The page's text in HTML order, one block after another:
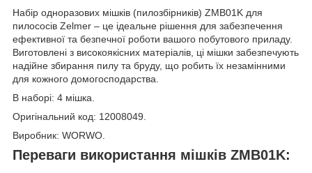
Набір одноразових мішків (пилозбірників) ZMB01K для
пилососів Zelmer – це ідеальне рішення для забезпечення
ефективної та безпечної роботи вашого побутового приладу.
Виготовлені з високоякісних матеріалів, ці мішки забезпечують
надійне збирання пилу та бруду, що робить їх незамінними
для кожного домогосподарства.
В наборі: 4 мішка.
Оригінальний код: 12008049.
Виробник: WORWO.
Переваги використання мішків ZMB01K: